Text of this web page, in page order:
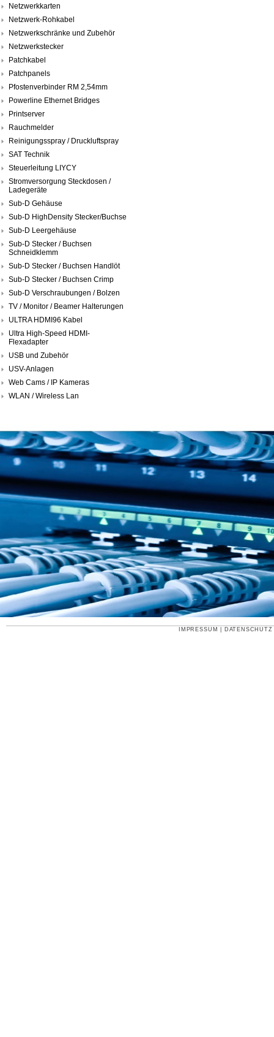
Netzwerkkarten
Netzwerk-Rohkabel
Netzwerkschränke und Zubehör
Netzwerkstecker
Patchkabel
Patchpanels
Pfostenverbinder RM 2,54mm
Powerline Ethernet Bridges
Printserver
Rauchmelder
Reinigungsspray / Druckluftspray
SAT Technik
Steuerleitung LIYCY
Stromversorgung Steckdosen /
Ladegeräte
Sub-D Gehäuse
Sub-D HighDensity Stecker/Buchse
Sub-D Leergehäuse
Sub-D Stecker / Buchsen
Schneidklemm
Sub-D Stecker / Buchsen Handlöt
Sub-D Stecker / Buchsen Crimp
Sub-D Verschraubungen / Bolzen
TV / Monitor / Beamer Halterungen
ULTRA HDMI96 Kabel
Ultra High-Speed HDMI-
Flexadapter
USB und Zubehör
USV-Anlagen
Web Cams / IP Kameras
WLAN / Wireless Lan
IMPRESSUM DATENSCHUTZ